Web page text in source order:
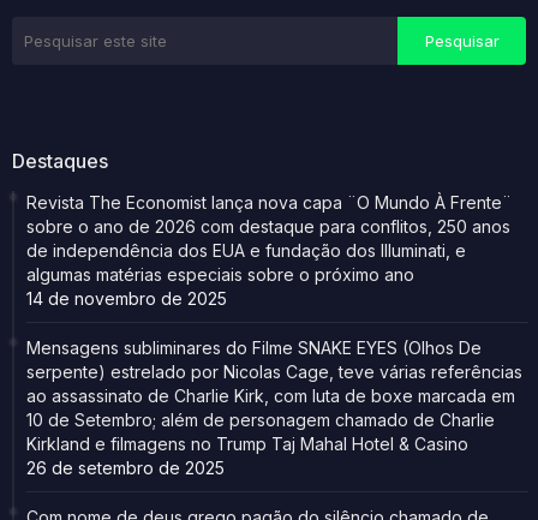
Destaques
Revista The Economist lança nova capa ¨O Mundo À Frente¨
sobre o ano de 2026 com destaque para conflitos, 250 anos
de independência dos EUA e fundação dos Illuminati, e
algumas matérias especiais sobre o próximo ano
14 de novembro de 2025
Mensagens subliminares do Filme SNAKE EYES (Olhos De
serpente) estrelado por Nicolas Cage, teve várias referências
ao assassinato de Charlie Kirk, com luta de boxe marcada em
10 de Setembro; além de personagem chamado de Charlie
Kirkland e filmagens no Trump Taj Mahal Hotel & Casino
26 de setembro de 2025